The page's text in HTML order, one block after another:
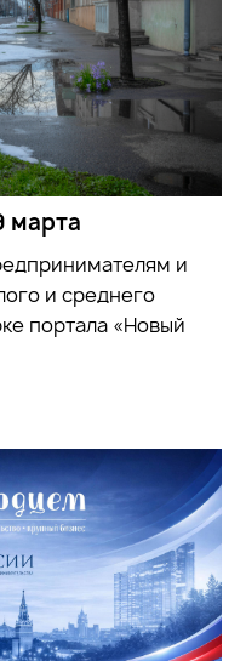
марта
и
и среднего
портала «Новый